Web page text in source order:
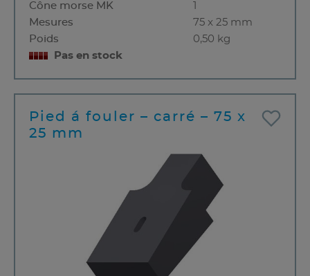
Cône morse MK
Mesures
75 x 25 mm
Poids
0,50 kg
Pas en stock
Pied á fouler – carré – 75 x
25 mm